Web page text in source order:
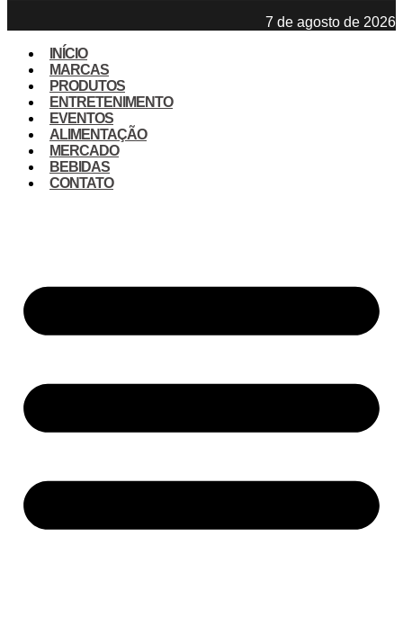
7 de agosto de 2026
INÍCIO
MARCAS
PRODUTOS
ENTRETENIMENTO
EVENTOS
ALIMENTAÇÃO
MERCADO
BEBIDAS
CONTATO